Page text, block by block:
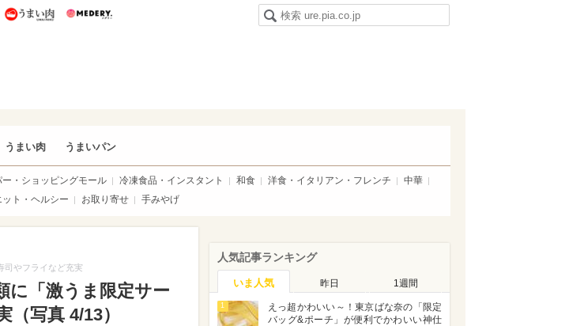
うまいパン うまい肉
うまい肉 うまいパン
ー・ショッピングモール 冷凍食品・インスタント 和食 洋食・イタリアン・フレンチ
中華
ット・ヘルシー お取り寄せ 手みやげ
司やフライなど充実
に「激うま限定サー
写真 4/13）
人気記事ランキング
いま人気 昨日 1週間
1
えっ超かわいい～！東京ばな奈の「限定
バッグ&ポーチ」が便利でかわいい神仕